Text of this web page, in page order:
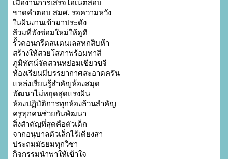
เมื่องานการเสร็จโอเน็ตสอบ
ขาดคำตอบ สมศ. รอความหวัง
ในฝันงานเข้ามาประดัง
ส้วมที่พังซ่อมใหม่ให้ดูดี
รั้วคอนกรีตสแตนเลสหกสิบห้า
สร้างให้สวยโสภาพร้อมทาสี
ภูมิทัศน์จัดสวนหย่อมเขียวขจี
ห้องเรียนมีบรรยากาศสะอาดครัน
แหล่งเรียนรู้สำคัญห้องสมุด
พัฒนาไม่หยุดสุดแรงฝัน
ห้องปฏิบัติการทุกห้องล้วนสำคัญ
ครูทุกคนช่วยกันพัฒนา
สิ่งสำคัญที่สุดคือตัวเด็ก
จากอนุบาลตัวเล็กไร้เดียงสา
ประถมมัธยมทุกวิชา
กิจกรรมนำพาให้เข้าใจ